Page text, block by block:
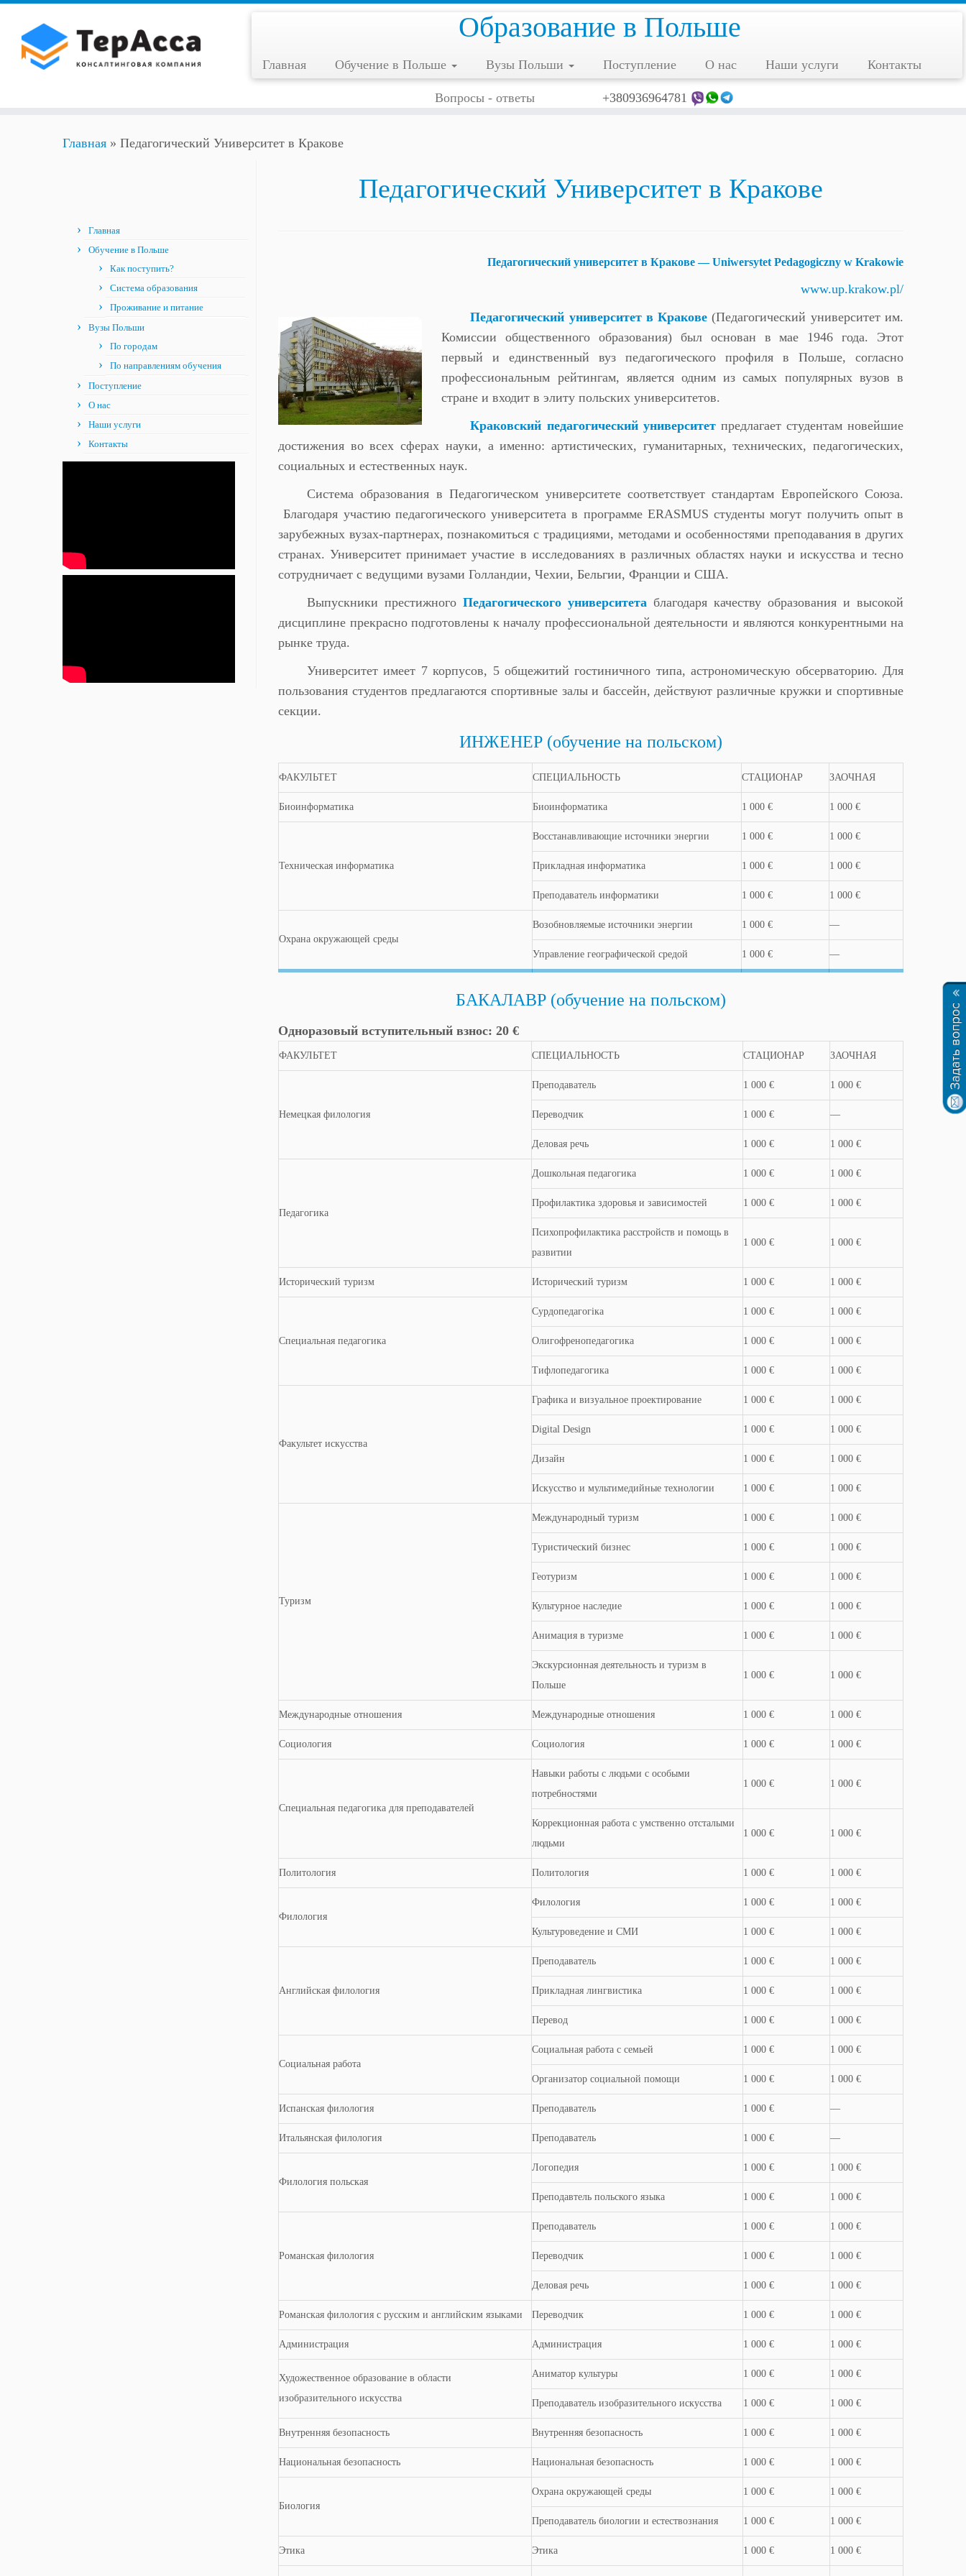
content
Образование в Польше
Главная Обучение в Польше Вузы Польши Поступление О нас Наши услуги Контакты
Вопросы - ответы +380936964781
Главная » Педагогический Университет в Кракове
Главная
Обучение в Польше
Как поступить?
Система образования
Проживание и питание
Вузы Польши
По городам
По направлениям обучения
Поступление
О нас
Наши услуги
Контакты
Педагогический Университет в Кракове
Педагогический университет в Кракове — Uniwersytet Pedagogiczny w Krakowie
www.up.krakow.pl/
Педагогический университет в Кракове (Педагогический университет им.
Комиссии общественного образования) был основан в мае 1946 года. Этот
первый и единственный вуз педагогического профиля в Польше, согласно
профессиональным рейтингам, является одним из самых популярных вузов в
стране и входит в элиту польских университетов.
Краковский педагогический университетпредлагает студентам новейшие
достижения во всех сферах науки, а именно: артистических, гуманитарных, технических, педагогических,
социальных и естественных наук.
Система образования в Педагогическом университете соответствует стандартам Европейского Союза.
Благодаря участию педагогического университета в программе ERASMUS студенты могут получить опыт в
зарубежных вузах-партнерах, познакомиться с традициями, методами и особенностями преподавания в других
странах. Университет принимает участие в исследованиях в различных областях науки и искусства и тесно
сотрудничает с ведущими вузами Голландии, Чехии, Бельгии, Франции и США.
Выпускники престижного Педагогического университета благодаря качеству образования и высокой
дисциплине прекрасно подготовлены к началу профессиональной деятельности и являются конкурентными на
рынке труда.
Университет имеет 7 корпусов, 5 общежитий гостиничного типа, астрономическую обсерваторию. Для
пользования студентов предлагаются спортивные залы и бассейн, действуют различные кружки и спортивные
секции.
ИНЖЕНЕР (обучение на польском)
ФАКУЛЬТЕТ СПЕЦИАЛЬНОСТЬ СТАЦИОНАР ЗАОЧНАЯ
Биоинформатика Биоинформатика 1 000 € 1 000 €
Техническая информатика
Восстанавливающие источники энергии 1 000 € 1 000 €
Прикладная информатика 1 000 € 1 000 €
Преподаватель информатики 1 000 € 1 000 €
Охрана окружающей среды
Возобновляемые источники энергии 1 000 € —
Управление географической средой 1 000 € —
БАКАЛАВР (обучение на польском)
Одноразовый вступительный взнос: 20 €
ФАКУЛЬТЕТ СПЕЦИАЛЬНОСТЬ СТАЦИОНАР ЗАОЧНАЯ
Немецкая филология
Преподаватель 1 000 € 1 000 €
Переводчик 1 000 € —
Деловая речь 1 000 € 1 000 €
Педагогика
Дошкольная педагогика 1 000 € 1 000 €
Профилактика здоровья и зависимостей 1 000 € 1 000 €
Психопрофилактика расстройств и помощь в
развитии
1 000 € 1 000 €
Исторический туризм Исторический туризм 1 000 € 1 000 €
Специальная педагогика
Сурдопедагогіка 1 000 € 1 000 €
Олигофренопедагогика 1 000 € 1 000 €
Тифлопедагогика 1 000 € 1 000 €
Факультет искусства
Графика и визуальное проектирование 1 000 € 1 000 €
Digital Design 1 000 € 1 000 €
Дизайн 1 000 € 1 000 €
Искусство и мультимедийные технологии 1 000 € 1 000 €
Туризм
Международный туризм 1 000 € 1 000 €
Туристический бизнес 1 000 € 1 000 €
Геотуризм 1 000 € 1 000 €
Культурное наследие 1 000 € 1 000 €
Анимация в туризме 1 000 € 1 000 €
Экскурсионная деятельность и туризм в
Польше
1 000 € 1 000 €
Международные отношения Международные отношения 1 000 € 1 000 €
Социология Социология 1 000 € 1 000 €
Специальная педагогика для преподавателей
Навыки работы с людьми с особыми
потребностями
1 000 € 1 000 €
Коррекционная работа с умственно отсталыми
людьми
1 000 € 1 000 €
Политология Политология 1 000 € 1 000 €
Филология
Филология 1 000 € 1 000 €
Культуроведение и СМИ 1 000 € 1 000 €
Английская филология
Преподаватель 1 000 € 1 000 €
Прикладная лингвистика 1 000 € 1 000 €
Перевод 1 000 € 1 000 €
Социальная работа
Социальная работа с семьей 1 000 € 1 000 €
Организатор социальной помощи 1 000 € 1 000 €
Испанская филология Преподаватель 1 000 € —
Итальянская филология Преподаватель 1 000 € —
Филология польская
Логопедия 1 000 € 1 000 €
Преподавтель польского языка 1 000 € 1 000 €
Романская филология
Преподаватель 1 000 € 1 000 €
Переводчик 1 000 € 1 000 €
Деловая речь 1 000 € 1 000 €
Романская филология с русским и английским языками Переводчик 1 000 € 1 000 €
Администрация Администрация 1 000 € 1 000 €
Художественное образование в области
изобразительного искусства
Аниматор культуры 1 000 € 1 000 €
Преподаватель изобразительного искусства 1 000 € 1 000 €
Внутренняя безопасность Внутренняя безопасность 1 000 € 1 000 €
Национальная безопасность Национальная безопасность 1 000 € 1 000 €
Биология
Охрана окружающей среды 1 000 € 1 000 €
Преподаватель биологии и естествознания 1 000 € 1 000 €
Этика Этика 1 000 € 1 000 €